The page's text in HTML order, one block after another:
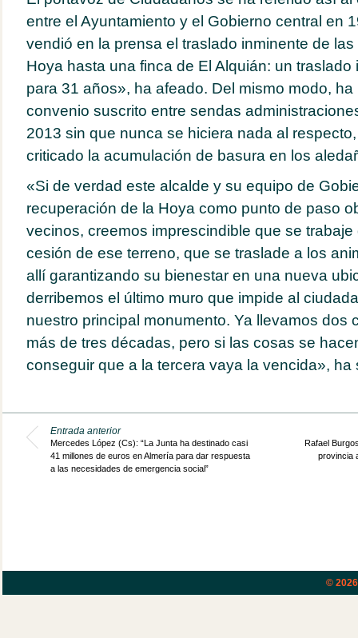
entre el Ayuntamiento y el Gobierno central en
vendió en la prensa el traslado inminente de
Hoya hasta una finca de El Alquián: un
para 31 años», ha afeado. Del mismo modo,
convenio suscrito entre sendas
2013 sin que nunca se hiciera nada al
criticado la acumulación de basura en los
«Si de verdad este alcalde y su equipo de
recuperación de la Hoya como punto de paso
vecinos, creemos imprescindible que se trabaje
cesión de ese terreno, que se traslade a los
allí garantizando su bienestar en una nueva
derribemos el último muro que impide al
nuestro principal monumento. Ya llevamos dos
más de tres décadas, pero si las cosas se
conseguir que a la tercera vaya la vencida», ha
Entrada anterior
Mercedes López (Cs): “La Junta ha destinado casi
41 millones de euros en Almería para dar respuesta
a las necesidades de emergencia social”
Rafael
provincia
©